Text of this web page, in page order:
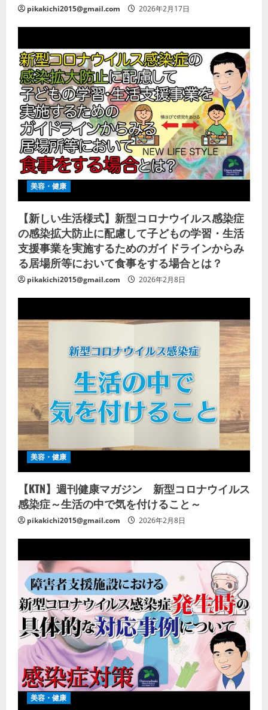
pikakichi2015@gmail.com 2026年2月17日
美容・健康
【新しい生活様式】新型コロナウイルス感染症
の感染拡大防止に配慮して子どもの学習・生活
支援事業を実施するためのガイドラインからみ
る居場所等において食事をする場合とは？
pikakichi2015@gmail.com 2026年2月8日
美容・健康
【KTN】週刊健康マガジン 新型コロナウイルス
感染症～生活の中で気を付けること～
pikakichi2015@gmail.com 2026年2月8日
美容・健康